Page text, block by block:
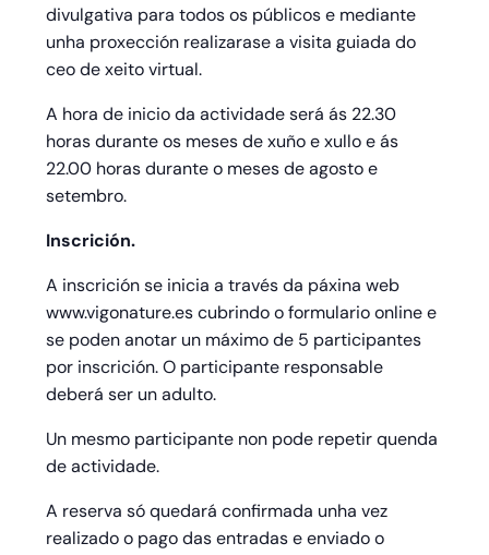
divulgativa para todos os públicos e mediante
unha proxección realizarase a visita guiada do
ceo de xeito virtual.
A hora de inicio da actividade será ás 22.30
horas durante os meses de xuño e xullo e ás
22.00 horas durante o meses de agosto e
setembro.
Inscrición.
A inscrición se inicia a través da páxina web
www.vigonature.es cubrindo o formulario online e
se poden anotar un máximo de 5 participantes
por inscrición. O participante responsable
deberá ser un adulto.
Un mesmo participante non pode repetir quenda
de actividade.
A reserva só quedará confirmada unha vez
realizado o pago das entradas e enviado o